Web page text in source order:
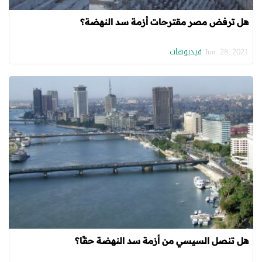
هل ترفض مصر مقترحات أزمة سد النهضة؟
Jun. 28, 2021 فيديوهات
هل تنصل السيسي من أزمة سد النهضة حقًا؟